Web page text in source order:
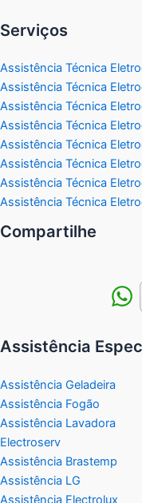
Serviços
Assistência Técnica
Assistência Técnica
Assistência Técnica
Assistência Técnica
Assistência Técnica
Assistência Técnica
Assistência Técnica
Assistência Técnica
Compartilhe
Assistência
Assistência Geladeira
Assistência Fogão
Assistência Lavadora
Electroserv
Assistência Brastemp
Assistência LG
Assistência Electrolux